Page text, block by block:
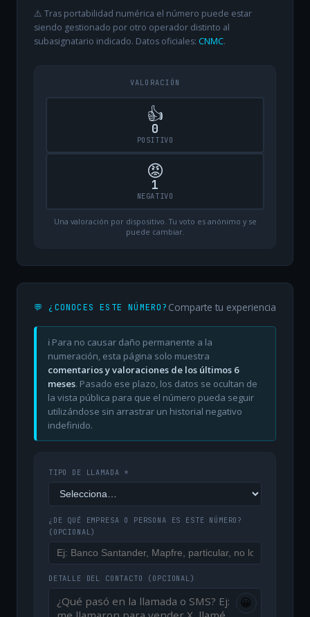
⚠️ Tras portabilidad numérica el número puede estar
siendo gestionado por otro operador distinto al
subasignatario indicado. Datos oficiales: CNMC.
VALORACIÓN
👍
0
POSITIVO
😡
1
NEGATIVO
Una valoración por dispositivo. Tu voto es anónimo y se
puede cambiar.
💬 ¿CONOCES ESTE NÚMERO? Comparte tu experiencia
ℹ️ Para no causar daño permanente a la
numeración, esta página solo muestra
comentarios y valoraciones de los últimos 6
meses. Pasado ese plazo, los datos se ocultan de
la vista pública para que el número pueda seguir
utilizándose sin arrastrar un historial negativo
indefinido.
TIPO DE LLAMADA *
¿DE QUÉ EMPRESA O PERSONA ES ESTE NÚMERO?
(OPCIONAL)
DETALLE DEL CONTACTO (OPCIONAL)
😀